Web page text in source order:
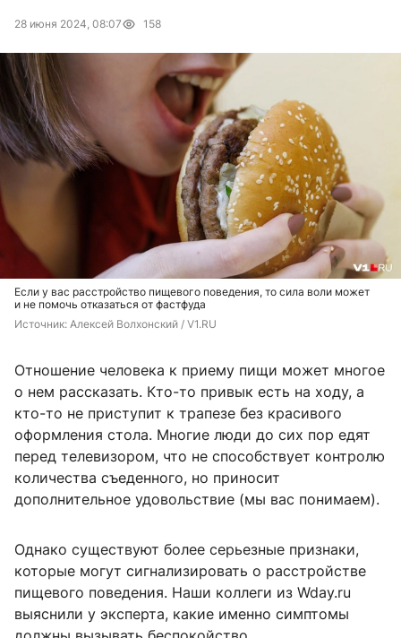
28 июня 2024, 08:07 158
Если у вас расстройство пищевого поведения, то сила воли может
и не помочь отказаться от фастфуда
Источник: Алексей Волхонский / V1.RU
Отношение человека к приему пищи может многое
о нем рассказать. Кто-то привык есть на ходу, а
кто-то не приступит к трапезе без красивого
оформления стола. Многие люди до сих пор едят
перед телевизором, что не способствует контролю
количества съеденного, но приносит
дополнительное удовольствие (мы вас понимаем).
Однако существуют более серьезные признаки,
которые могут сигнализировать о расстройстве
пищевого поведения. Наши коллеги из Wday.ru
выяснили у эксперта, какие именно симптомы